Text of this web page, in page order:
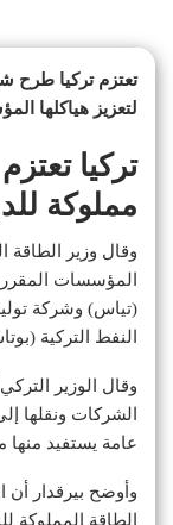
تعتزم تركيا طرح
لتعزيز هياكلها
تركيا
مملوكة
وقال وزير الطاقة
المؤسسات المقرر
(تياس) وشركة
النفط التركية
وقال الوزير
الشركات ونقلها
عامة يستفيد منها
وأوضح بيرقدار أن
الطاقة المملوكة